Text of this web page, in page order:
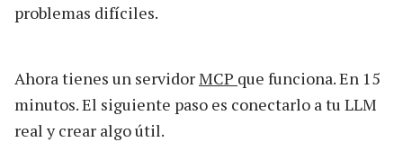
problemas difíciles.
Ahora tienes un servidorMCP que funciona. En 15
minutos. El siguiente paso es conectarlo a tu LLM
real y crear algo útil.